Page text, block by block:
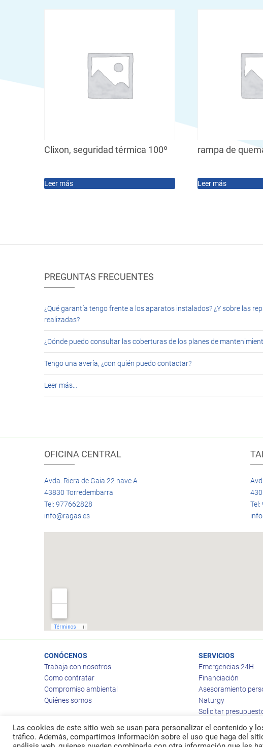
Clixon, seguridad térmica 100º
Leer más
rampa de
Leer más
PREGUNTAS FRECUENTES
¿Qué garantía tengo frente a los aparatos instalados? ¿Y sobre las
realizadas?
¿Dónde puedo consultar las coberturas de los planes de
Tengo una avería, ¿con quién puedo contactar?
Leer más…
OFICINA CENTRAL
Avda. Riera de Gaia 22 nave A
43830 Torredembarra
Tel: 977662828
info@ragas.es
CONÓCENOS
Trabaja con nosotros
Como contratar
Compromiso ambiental
Quiénes somos
SERVICIOS
Emergencias 24H
Financiación
Asesoramiento
Naturgy
Solicitar
Las cookies de este sitio web se usan para personalizar el contenido y
tráfico. Además, compartimos información sobre el uso que haga del